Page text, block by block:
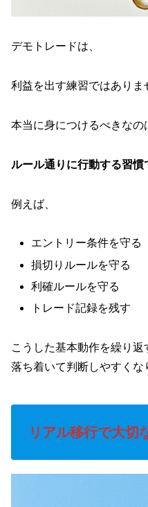
デモトレードは、
利益を出す練習ではありま
本当に身につけるべきなの
ルール通りに行動する習慣
例えば、
エントリー条件を守る
損切りルールを守る
利確ルールを守る
トレード記録を残す
こうした基本動作を繰り
落ち着いて判断しやすくな
リアル移行で大切